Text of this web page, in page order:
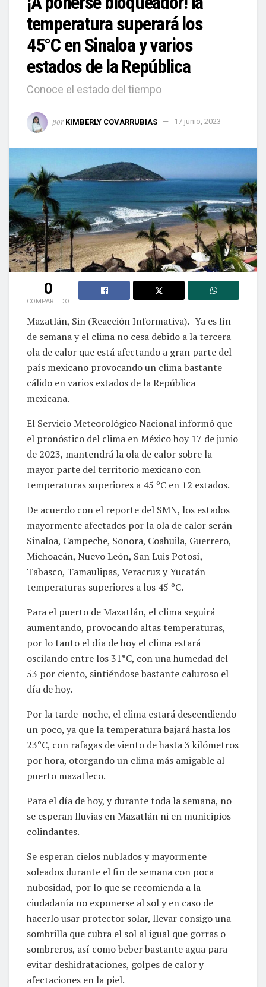
temperatura superará los
45°C en Sinaloa y varios
estados de la República
Conoce el estado del tiempo
por KIMBERLY COVARRUBIAS 17 junio, 2023
0
COMPARTIDO
Mazatlán, Sin (Reacción Informativa).- Ya es fin
de semana y el clima no cesa debido a la tercera
ola de calor que está afectando a gran parte del
país mexicano provocando un clima bastante
cálido en varios estados de la República
mexicana.
El Servicio Meteorológico Nacional informó que
el pronóstico del clima en México hoy 17 de junio
de 2023, mantendrá la ola de calor sobre la
mayor parte del territorio mexicano con
temperaturas superiores a 45 ºC en 12 estados.
De acuerdo con el reporte del SMN, los estados
mayormente afectados por la ola de calor serán
Sinaloa, Campeche, Sonora, Coahuila, Guerrero,
Michoacán, Nuevo León, San Luis Potosí,
Tabasco, Tamaulipas, Veracruz y Yucatán
temperaturas superiores a los 45 ºC.
Para el puerto de Mazatlán, el clima seguirá
aumentando, provocando altas temperaturas,
por lo tanto el día de hoy el clima estará
oscilando entre los 31°C, con una humedad del
53 por ciento, sintiéndose bastante caluroso el
día de hoy.
Por la tarde-noche, el clima estará descendiendo
un poco, ya que la temperatura bajará hasta los
23°C, con rafagas de viento de hasta 3 kilómetros
por hora, otorgando un clima más amigable al
puerto mazatleco.
Para el día de hoy, y durante toda la semana, no
se esperan lluvias en Mazatlán ni en municipios
colindantes.
Se esperan cielos nublados y mayormente
soleados durante el fin de semana con poca
nubosidad, por lo que se recomienda a la
ciudadanía no exponerse al sol y en caso de
hacerlo usar protector solar, llevar consigo una
sombrilla que cubra el sol al igual que gorras o
sombreros, así como beber bastante agua para
evitar deshidrataciones, golpes de calor y
afectaciones en la piel.